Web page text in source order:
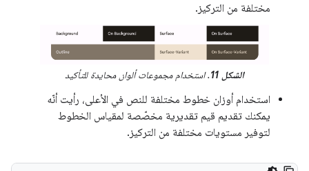
مختلفة من التركيز.
الشكل 11 . استخدام مجموعات ألوان محايدة للتأكيد
استخدام أوزان خطوط مختلفة للنص في الأعلى، رأيت أنّه
يمكنك تقديم قيم تقديرية مخصّصة لمقياس الخطوط
لتوفير مستويات مختلفة من التركيز.